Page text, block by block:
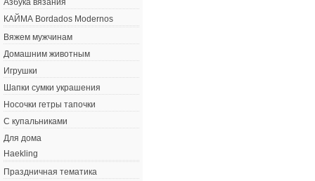
Азбука вязания
КАЙМА Bordados Modernos
Вяжем мужчинам
Домашним животным
Игрушки
Шапки сумки украшения
Носочки гетры тапочки
С купальниками
Для дома
Haekling
Праздничная тематика